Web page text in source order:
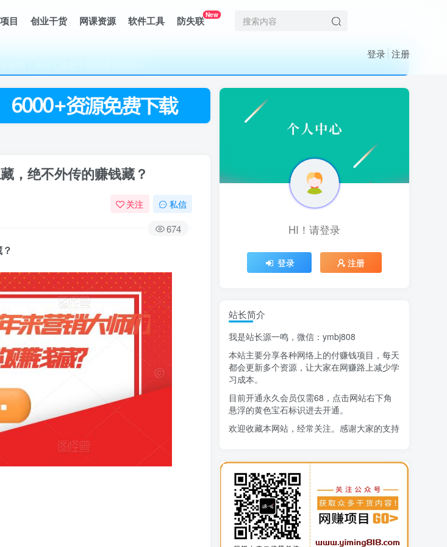
目 创业干货 网课资源 软件工具 防失联New
登录 注册
20个热门项目)，创业学习的好平台
源网，本站汇集数千网创课程和项目
，绝不外传的赚钱藏？
关注 私信
674 HI！请登录
登录 注册
精选项目
1 AI短视频流量变现：APP拉新
2 小红书虚拟电商14天变现训练营
7月万粉技术教程（手动或者配合科技）
4 阿拉丁-小红书虚拟店铺SOP保姆级教程
5 7天学会抖音卖房：从月薪5千到年入百万，新时代房产经纪人必备技能
寻宝之旅课程：搞钱训练营
8 DeepSeek提示词大全
9 AI+逛逛薅免费流，淘宝逛逛短视频带货
HI！请登录
登录 注册
站长简介
我是站长源一鸣，微信：ymbj808
本站主要分享各种网络上的付赚钱项目，每天
都会更新多个资源，让大家在网赚路上减少学
习成本。
目前开通永久会员仅需68，点击网站右下角
悬浮的黄色宝石标识进去开通。
欢迎收藏本网站，经常关注。感谢大家的支持
生活也美好了！